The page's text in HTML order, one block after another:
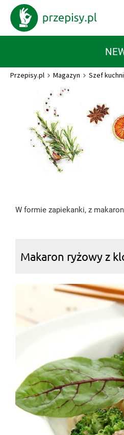
Przepisy.pl Magazyn Szef
W formie zapiekanki, z
Makaron ryżowy z